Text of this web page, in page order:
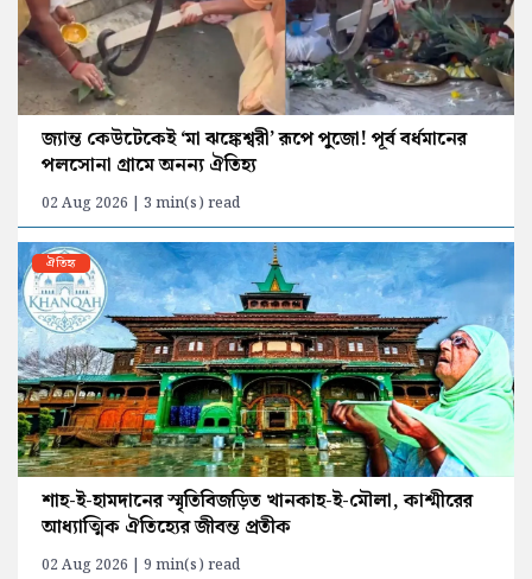
জ্যান্ত কেউটেকেই ‘মা ঝঙ্কেশ্বরী’ রূপে পুজো! পূর্ব বর্ধমানের
পলসোনা গ্রামে অনন্য ঐতিহ্য
02 Aug 2026 | 3 min(s) read
ঐতিহ্য
শাহ-ই-হামদানের স্মৃতিবিজড়িত খানকাহ-ই-মৌলা, কাশ্মীরের
আধ্যাত্মিক ঐতিহ্যের জীবন্ত প্রতীক
02 Aug 2026 | 9 min(s) read